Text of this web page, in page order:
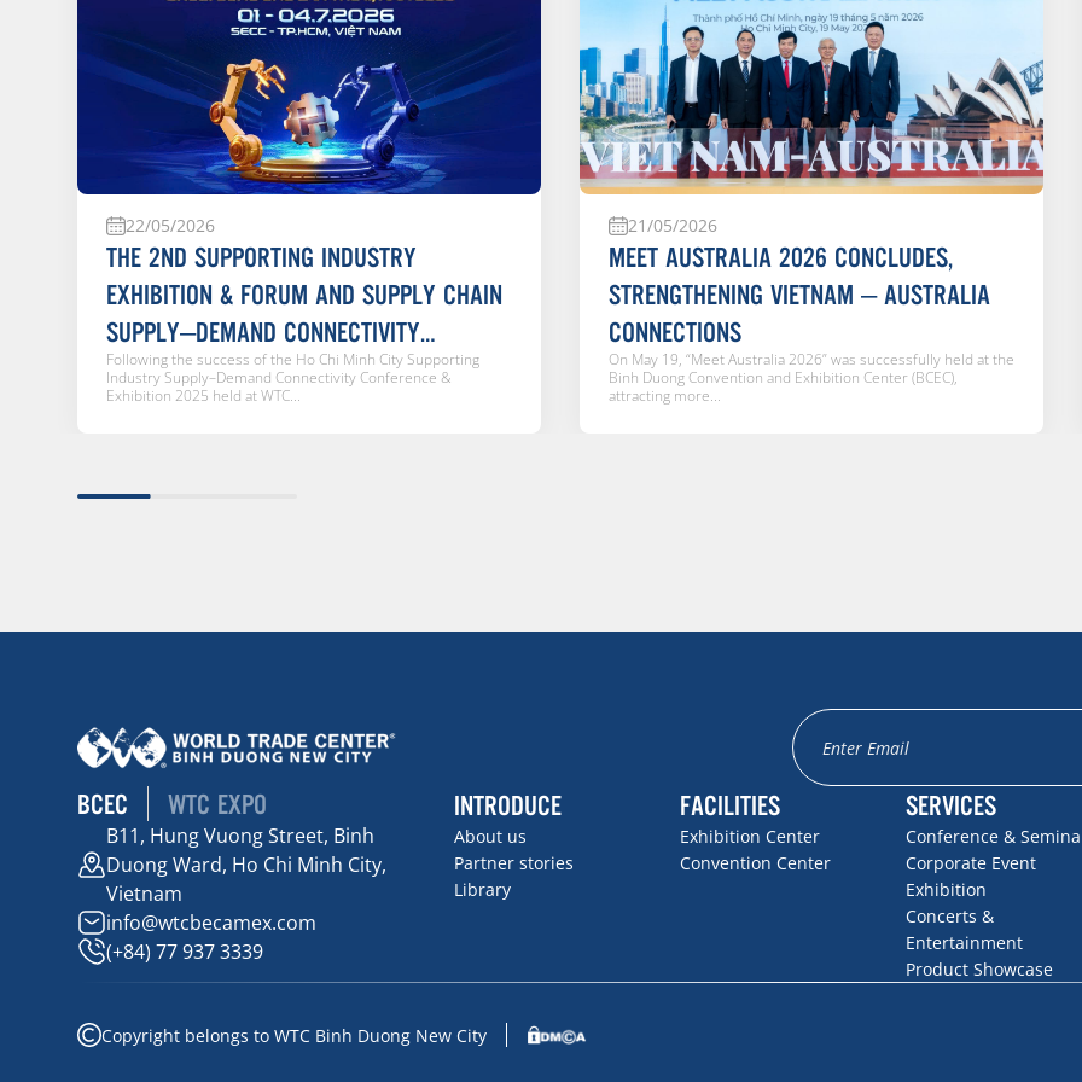
22/05/2026
THE 2ND SUPPORTING INDUSTRY
EXHIBITION & FORUM AND SUPPLY CHAIN
SUPPLY–DEMAND CONNECTIVITY
CONFERENCE 2026
Following the success of the Ho Chi Minh City Supporting
Industry Supply–Demand Connectivity Conference &
Exhibition 2025 held at WTC...
21/05/2026
MEET AUSTRALIA 2026 CONCLUDES,
STRENGTHENING VIETNAM – AUSTRALIA
CONNECTIONS
On May 19, “Meet Australia 2026” was successfully held at the
Binh Duong Convention and Exhibition Center (BCEC),
attracting more...
BCEC WTC EXPO
B11, Hung Vuong Street, Binh
Duong Ward, Ho Chi Minh City,
Vietnam
info@wtcbecamex.com
(+84) 77 937 3339
INTRODUCE
About us
Partner stories
Library
FACILITIES
Exhibition Center
Convention Center
SERVICES
Conference &
Corporate Event
Exhibition
Concerts &
Entertainment
Product Showcase
Copyright belongs to WTC Binh Duong New City